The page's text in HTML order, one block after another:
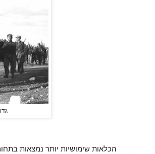
הכלאות שימושיות יותר נמצאות